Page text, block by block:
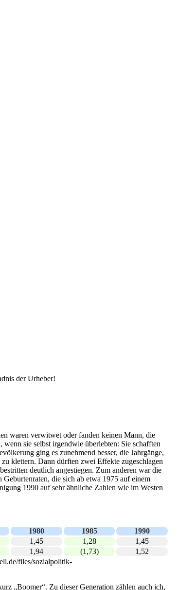
der Urheber!
waren verwitwet oder fanden keinen Mann, die
sie selbst irgendwie überlebten: Sie schafften
ging es zunehmend besser, die Jahrgänge,
klettern. Dann dürften zwei Effekte zugeschlagen
deutlich angestiegen. Zum anderen war die
die sich ab etwa 1975 auf einem
1990 auf sehr ähnliche Zahlen wie im Westen
1980 1985
1990
1,45 1,28
1,45
1,94 (1,73)
1,52
files/sozialpolitik-
„Boomer“. Zu dieser Generation zählen auch ich,